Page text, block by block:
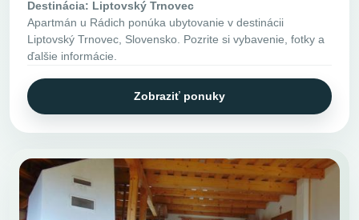
Destinácia: Liptovský Trnovec
Apartmán u Rádich ponúka ubytovanie v destinácii
Liptovský Trnovec, Slovensko. Pozrite si vybavenie, fotky a
ďalšie informácie.
Zobraziť ponuky